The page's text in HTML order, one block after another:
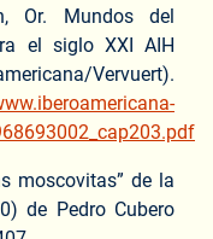
Or. Mundos del
el siglo XXI AIH
Vervuert).
moscovitas” de la
de Pedro Cubero